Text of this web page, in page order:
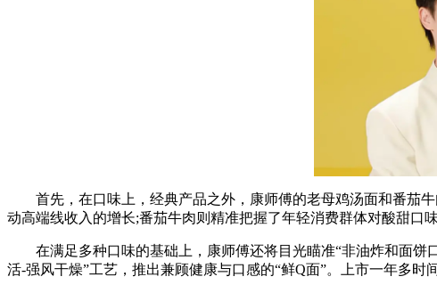
首先，在口味上，经典产品之外，康师傅的老母鸡汤面和番茄牛
动高端线收入的增长;番茄牛肉则精准把握了年轻消费群体对酸甜口
在满足多种口味的基础上，康师傅还将目光瞄准“非油炸和面饼
活-强风干燥”工艺，推出兼顾健康与口感的“鲜Q面”。上市一年多